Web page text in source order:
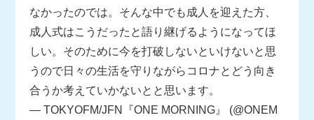
なかったのでは。そんな中でも成人を迎えた方、
成人式はこうだったと語り継げるようになってほ
しい。そのために今を打破しないといけないと思
うので日々の生活を守りながらコロナとどう向き
合うか考えていかないとと思います。
— TOKYOFM/JFN『ONE MORNING』 (@ONEM